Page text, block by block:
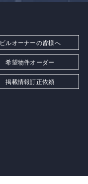
ビルオーナーの皆様へ
希望物件オーダー
掲載情報訂正依頼